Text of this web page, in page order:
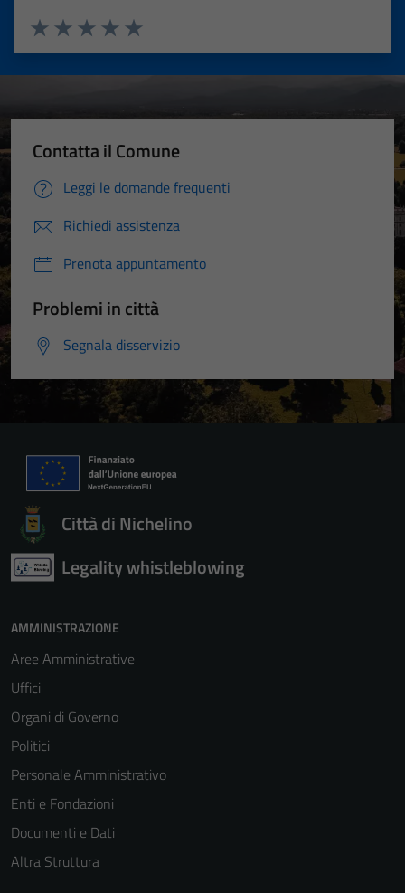
Valuta 5 stelle su 5
Valuta 4 stelle su 5
Valuta 3 stelle su 5
Valuta 2 stelle su 5
Valuta 1 stelle su 5
Contatta il Comune
Leggi le domande frequenti
Richiedi assistenza
Prenota appuntamento
Problemi in città
Segnala disservizio
Città di Nichelino
Legality whistleblowing
AMMINISTRAZIONE
Aree Amministrative
Uffici
Organi di Governo
Politici
Personale Amministrativo
Enti e Fondazioni
Documenti e Dati
Altra Struttura